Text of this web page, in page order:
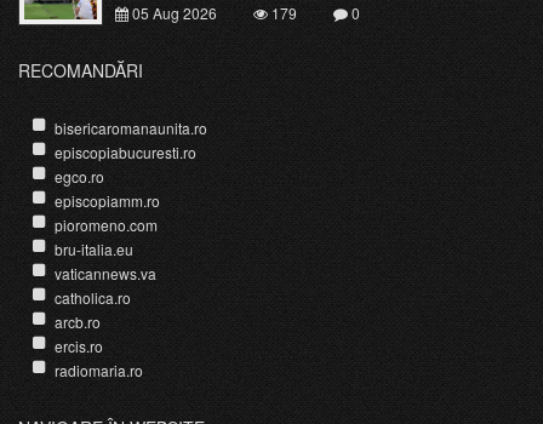
05 Aug 2026
179 0
RECOMANDĂRI
bisericaromanaunita.ro
episcopiabucuresti.ro
egco.ro
episcopiamm.ro
pioromeno.com
bru-italia.eu
vaticannews.va
catholica.ro
arcb.ro
ercis.ro
radiomaria.ro